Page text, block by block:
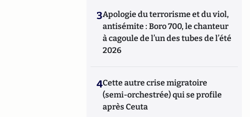
3Apologie du terrorisme et du viol,
antisémite : Boro 700, le chanteur
à cagoule de l’un des tubes de l’été
2026
4Cette autre crise migratoire
(semi-orchestrée) qui se profile
après Ceuta